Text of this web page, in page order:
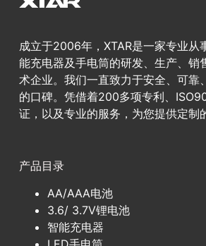
成立于2006年，XTAR是一家专业从
能充电器及手电筒的研发、生产、销
术企业。我们一直致力于安全、可靠
的口碑。凭借着200多项专利、
证，以及专业的服务，为您提供定制
产品目录
AA/AAA电池
3.6/ 3.7V锂电池
智能充电器